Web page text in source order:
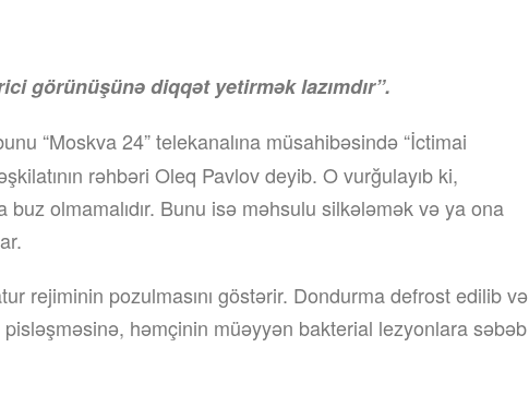
görünüşünə diqqət yetirmək lazımdır”.
“Moskva 24” telekanalına müsahibəsində “İctimai
rəhbəri Oleq Pavlov deyib. O vurğulayıb ki,
buz olmamalıdır. Bunu isə məhsulu silkələmək və ya ona
rejiminin pozulmasını göstərir. Dondurma defrost edilib və
həmçinin müəyyən bakterial lezyonlara səbəb